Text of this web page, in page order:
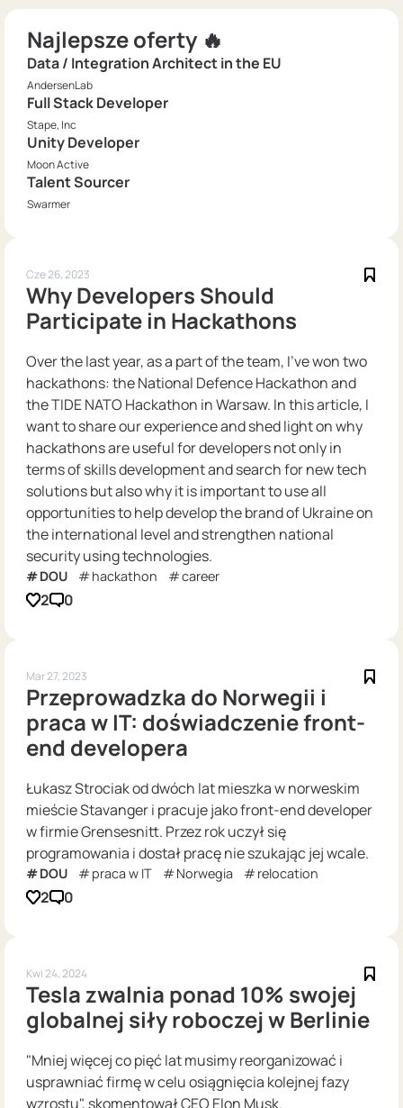
Najlepsze oferty 🔥
Data / Integration Architect in the EU
AndersenLab
Full Stack Developer
Stape, Inc
Unity Developer
Moon Active
Talent Sourcer
Swarmer
Cze 26, 2023
Why Developers Should
Participate in Hackathons
Over the last year, as a part of the team, I’ve won two
hackathons: the National Defence Hackathon and
the TIDE NATO Hackathon in Warsaw. In this article, I
want to share our experience and shed light on why
hackathons are useful for developers not only in
terms of skills development and search for new tech
solutions but also why it is important to use all
opportunities to help develop the brand of Ukraine on
the international level and strengthen national
security using technologies.
DOU hackathon career
2 0
Mar 27, 2023
Przeprowadzka do Norwegii i
praca w IT: doświadczenie front-
end developera
Łukasz Strociak od dwóch lat mieszka w norweskim
mieście Stavanger i pracuje jako front-end developer
w firmie Grensesnitt. Przez rok uczył się
programowania i dostał pracę nie szukając jej wcale.
DOU praca w IT Norwegia relocation
2 0
Kwi 24, 2024
Tesla zwalnia ponad 10% swojej
globalnej siły roboczej w Berlinie
"Mniej więcej co pięć lat musimy reorganizować i
usprawniać firmę w celu osiągnięcia kolejnej fazy
wzrostu", skomentował CEO Elon Musk.